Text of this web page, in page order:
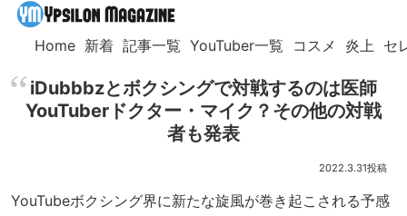
Home 新着 記事一覧 YouTuber一覧 コスメ 炎上 セ
iDubbbzとボクシングで対戦するのは医師
YouTuberドクター・マイク？その他の対戦
者も発表
2022.3.31
YouTubeボクシング界に新たな旋風が巻き起こされる予感